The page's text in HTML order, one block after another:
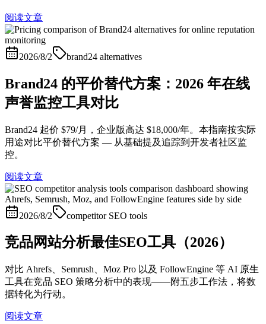
阅读文章
2026/8/2 brand24 alternatives
Brand24 的平价替代方案：2026 年在线
声誉监控工具对比
Brand24 起价 $79/月，企业版高达 $18,000/年。本指南按实际
用途对比平价替代方案 — 从基础提及追踪到开发者社区监
控。
阅读文章
2026/8/2 competitor SEO tools
竞品网站分析最佳SEO工具（2026）
对比 Ahrefs、Semrush、Moz Pro 以及 FollowEngine 等 AI 原生
工具在竞品 SEO 策略分析中的表现——附五步工作法，将数
据转化为行动。
阅读文章